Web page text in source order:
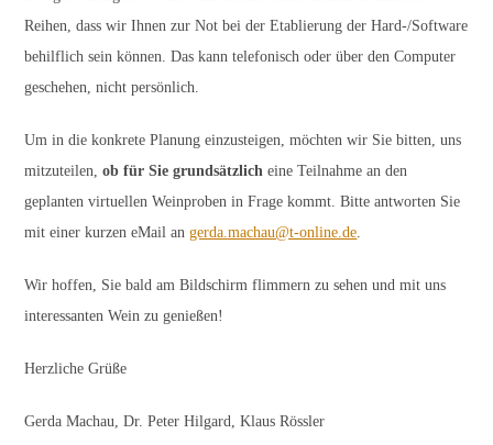
Reihen, dass wir Ihnen zur Not bei der Etablierung der Hard-/Software
behilflich sein können. Das kann telefonisch oder über den Computer
geschehen, nicht persönlich.
Um in die konkrete Planung einzusteigen, möchten wir Sie bitten, uns
mitzuteilen,ob für Sie grundsätzlich eine Teilnahme an den
geplanten virtuellen Weinproben in Frage kommt. Bitte antworten Sie
mit einer kurzen eMail angerda.machau@t-online.de
Wir hoffen, Sie bald am Bildschirm flimmern zu sehen und mit uns
interessanten Wein zu genießen!
Herzliche Grüße
Gerda Machau, Dr. Peter Hilgard, Klaus Rössler